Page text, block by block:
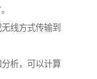
线方式传输到
析，可以计算